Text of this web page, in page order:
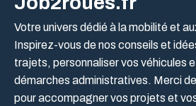
Votre univers dédié à la mobilité et
Inspirez-vous de nos conseils et
trajets, personnaliser vos véhicules
démarches administratives. Merci
pour accompagner vos projets et